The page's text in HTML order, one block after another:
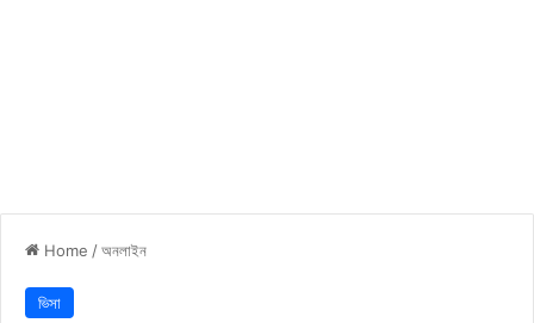
Home /অনলাইন
ভিসা